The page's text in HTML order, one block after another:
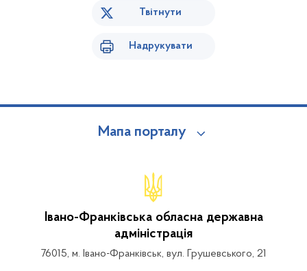
Твітнути
Надрукувати
Мапа порталу
Івано-Франківська обласна державна
адміністрація
76015, м. Івано-Франківськ, вул. Грушевського, 21